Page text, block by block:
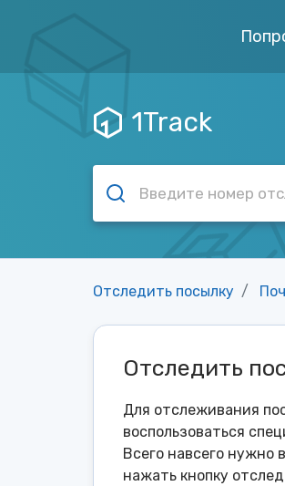
1Track
Отследить посылку
Отследить
Для отслеживания
воспользоваться
Всего навсего нужно
нажать кнопку